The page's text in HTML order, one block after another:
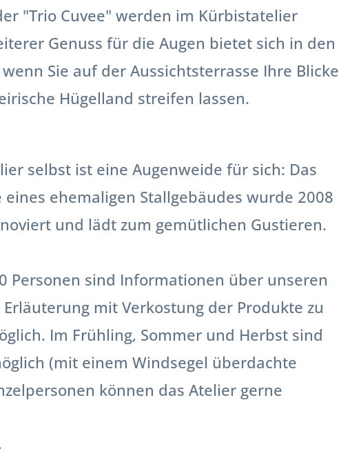
"Trio Cuvee" werden im Kürbistatelier
Genuss für die Augen bietet sich in den
Sie auf der Aussichtsterrasse Ihre Blicke
Hügelland streifen lassen.
selbst ist eine Augenweide für sich: Das
ehemaligen Stallgebäudes wurde 2008
und lädt zum gemütlichen Gustieren.
Personen sind Informationen über unseren
mit Verkostung der Produkte zu
Im Frühling, Sommer und Herbst sind
(mit einem Windsegel überdachte
können das Atelier gerne